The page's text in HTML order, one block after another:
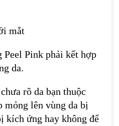
mắt
Peel Pink phải kết hợp
da.
rõ da bạn thuộc
lên vùng da bị
kích ứng hay không để